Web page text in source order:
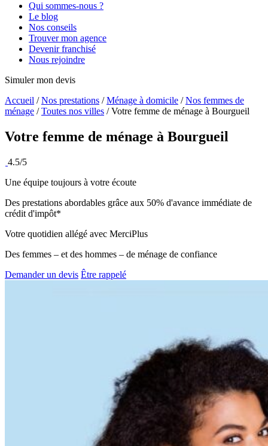
Qui sommes-nous ?
Le blog
Nos conseils
Trouver mon agence
Devenir franchisé
Nous rejoindre
Simuler mon devis
Accueil /Nos prestations /Ménage à domicile /Nos femmes de
ménage /Toutes nos villes /Votre femme de ménage à Bourgueil
Votre femme de ménage à Bourgueil
4.5/5
Une équipe toujours à votre écoute
Des prestations abordables grâce aux 50% d'avance immédiate de
crédit d'impôt*
Votre quotidien allégé avec MerciPlus
Des femmes – et des hommes – de ménage de confiance
Demander un devis Être rappelé